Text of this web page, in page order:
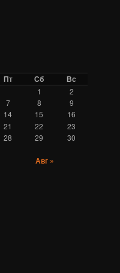
Пт Сб Вс
1
2
7 8
9
14 15
16
21 22
23
28 29
30
Авг »